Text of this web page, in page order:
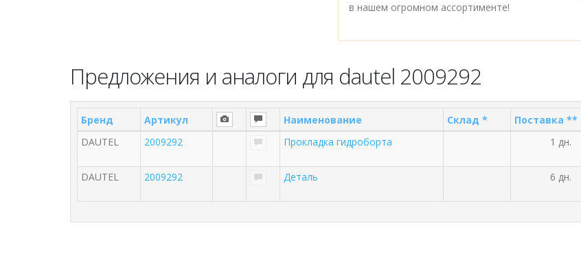
в нашем огромном ассортименте!
Предложения и аналоги для dautel 2009292
Бренд Артикул Наименование Склад * Поставка **
DAUTEL
2009292 Прокладка гидроборта 1 дн.
DAUTEL 2009292 Деталь 6 дн.